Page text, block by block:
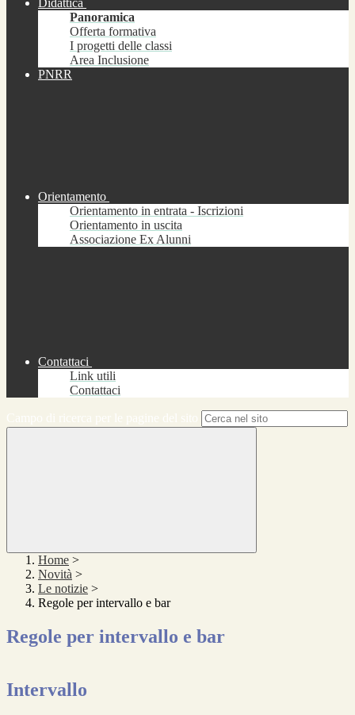
Didattica
Panoramica
Offerta formativa
I progetti delle classi
Area Inclusione
PNRR
Orientamento
Orientamento in entrata - Iscrizioni
Orientamento in uscita
Associazione Ex Alunni
Contattaci
Link utili
Contattaci
Home >
Novità >
Le notizie >
Regole per intervallo e bar
Regole per intervallo e bar
Intervallo